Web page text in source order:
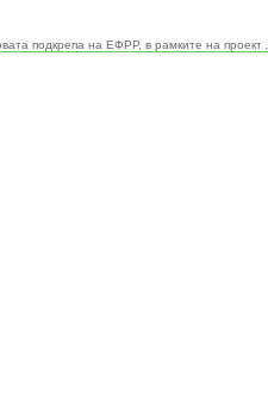
подкрепа на ЕФРР, в рамките на